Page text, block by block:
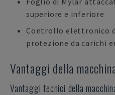
superiore e inferiore
Controllo elettronico
protezione da carichi
Vantaggi della
Vantaggi tecnici della